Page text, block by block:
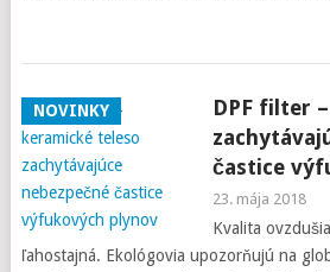
NOVINKY
DPF filter
častice
23. mája 2018
Kvalita
ľahostajná. Ekológovia upozorňujú na